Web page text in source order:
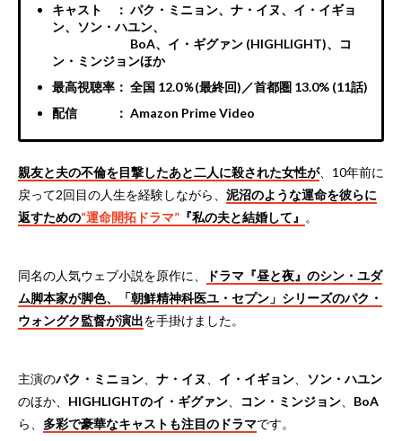
キャスト ： パク・ミニョン、ナ・イヌ、イ・イギョ
ン、ソン・ハユン、
BoA、イ・ギグァン (HIGHLIGHT)、コ
ン・ミンジョンほか
最高視聴率： 全国 12.0％(最終回)／首都圏 13.0% (11話)
配信 ： Amazon Prime Video
親友と夫の不倫を目撃したあと二人に殺された女性が、10年前に
戻って2回目の人生を経験しながら、 泥沼のような運命を彼らに
返すための“運命開拓ドラマ” 『私の夫と結婚して』 。
同名の人気ウェブ小説を原作に、
ドラマ『昼と夜』のシン・ユダ
ム脚本家が脚色、「朝鮮精神科医ユ・セプン」シリーズのパク・
ウォングク監督が演出を手掛けました。
主演のパク・ミニョン ナ・イヌ イ・イギョン
ソン・ハユン
のほか、 HIGHLIGHTのイ・ギグァン コン・ミンジョン
BoA
ら、 多彩で豪華なキャストも注目のドラマです。